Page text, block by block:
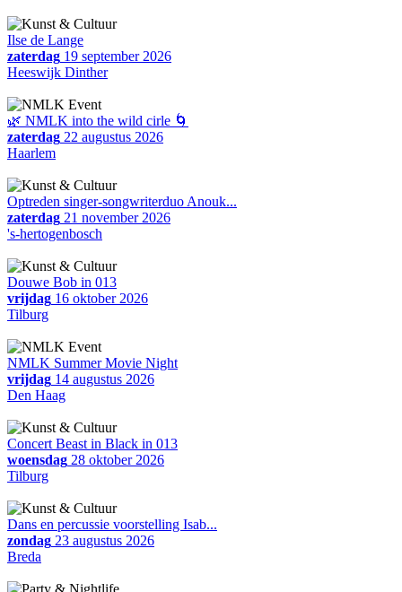
Ilse de Lange
zaterdag 19 september 2026
Heeswijk Dinther
🌿 NMLK into the wild cirle 🌀
zaterdag 22 augustus 2026
Haarlem
Optreden singer-songwriterduo Anouk...
zaterdag 21 november 2026
's-hertogenbosch
Douwe Bob in 013
vrijdag 16 oktober 2026
Tilburg
NMLK Summer Movie Night
vrijdag 14 augustus 2026
Den Haag
Concert Beast in Black in 013
woensdag 28 oktober 2026
Tilburg
Dans en percussie voorstelling Isab...
zondag 23 augustus 2026
Breda